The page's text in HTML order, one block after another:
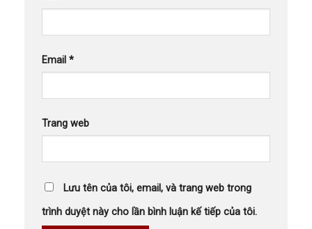
Email *
Trang web
Lưu tên của tôi, email, và trang web trong
trình duyệt này cho lần bình luận kế tiếp của tôi.